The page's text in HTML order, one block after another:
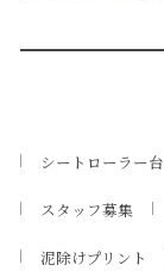
シートローラー台
スタッフ募集
泥除けプリント